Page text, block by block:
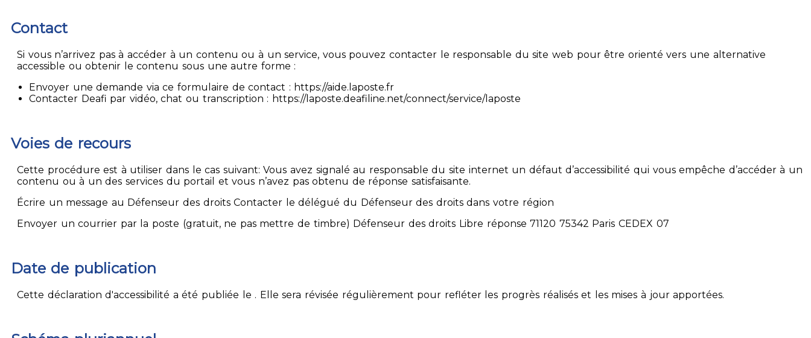
Contact
Si vous n’arrivez pas à accéder à un contenu ou à un service, vous pouvez contacter le responsable du site web pour être orienté vers une alternative
accessible ou obtenir le contenu sous une autre forme :
Envoyer une demande via ce formulaire de contact : https://aide.laposte.fr
Contacter Deafi par vidéo, chat ou transcription : https://laposte.deafiline.net/connect/service/laposte
Voies de recours
Cette procédure est à utiliser dans le cas suivant: Vous avez signalé au responsable du site internet un défaut d’accessibilité qui vous empêche d’accéder à un
contenu ou à un des services du portail et vous n’avez pas obtenu de réponse satisfaisante.
Écrire un message au Défenseur des droits Contacter le délégué du Défenseur des droits dans votre région
Envoyer un courrier par la poste (gratuit, ne pas mettre de timbre) Défenseur des droits Libre réponse 71120 75342 Paris CEDEX 07
Date de publication
Cette déclaration d'accessibilité a été publiée le . Elle sera révisée régulièrement pour refléter les progrès réalisés et les mises à jour apportées.